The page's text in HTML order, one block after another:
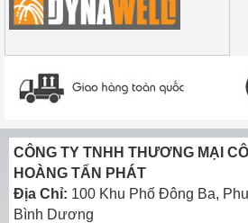
CÔNG TY TNHH THƯƠNG MẠI
HOÀNG TẤN PHÁT
Địa Chỉ: 100 Khu Phố Đông Ba,
Bình Dương